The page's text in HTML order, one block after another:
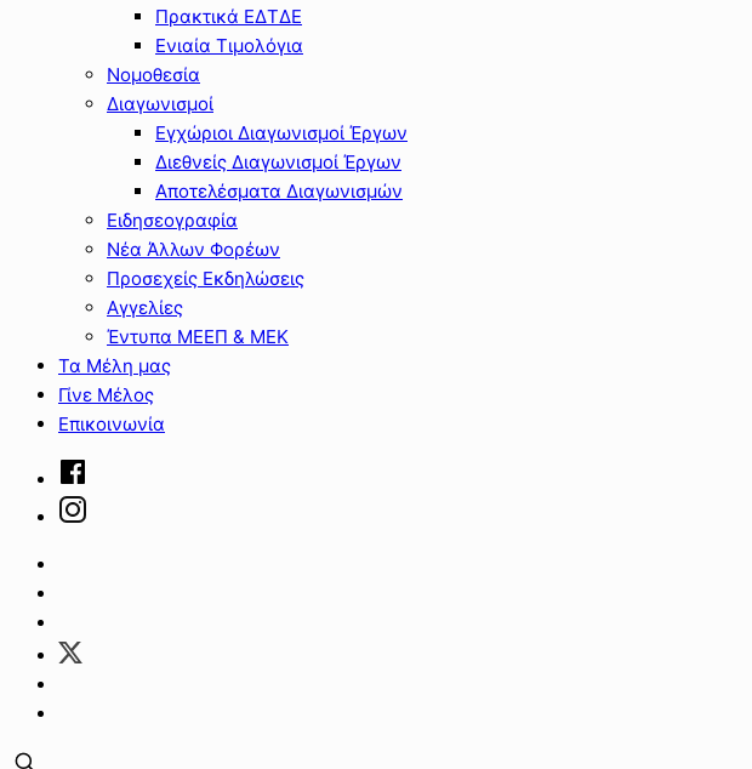
Πρακτικά ΕΔΤΔΕ
Ενιαία Τιμολόγια
Νομοθεσία
Διαγωνισμοί
Εγχώριοι Διαγωνισμοί Έργων
Διεθνείς Διαγωνισμοί Έργων
Αποτελέσματα Διαγωνισμών
Ειδησεογραφία
Νέα Άλλων Φορέων
Προσεχείς Εκδηλώσεις
Αγγελίες
Έντυπα ΜΕΕΠ & ΜΕΚ
Τα Μέλη μας
Γίνε Μέλος
Επικοινωνία